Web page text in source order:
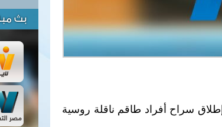
سراح أفراد طاقم ناقلة روسية
بث